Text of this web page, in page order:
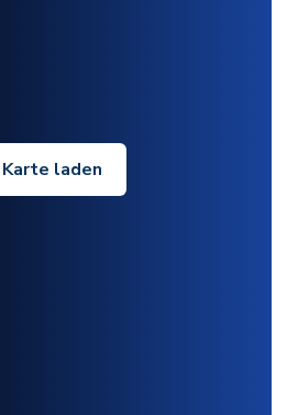
Karte laden